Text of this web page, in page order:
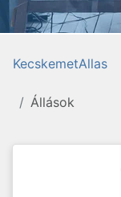
KecskemetAllas
Állások